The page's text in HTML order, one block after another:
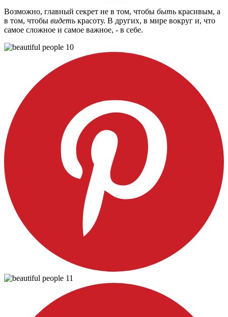
Возможно, главный секрет не в том, чтобы быть красивым, а
в том, чтобы видеть красоту. В других, в мире вокруг и, что
самое сложное и самое важное, - в себе.